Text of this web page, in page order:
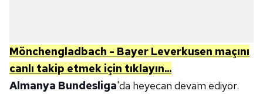
Mönchengladbach - Bayer Leverkusen maçını
canlı takip etmek için tıklayın...
Almanya Bundesliga'da heyecan devam ediyor.